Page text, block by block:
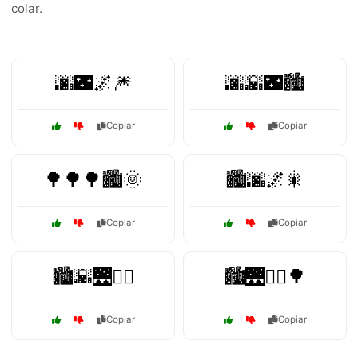
colar.
🌆🌃🌌🎆
Copiar
🌆🌇🌃🏙️
Copiar
🌳🌳🌳🏙️🌞
Copiar
🏙️🌆🌌🎇
Copiar
🏙️🌇🌉🚴‍♂️
Copiar
🏙️🌉🚴‍♀️🌳
Copiar